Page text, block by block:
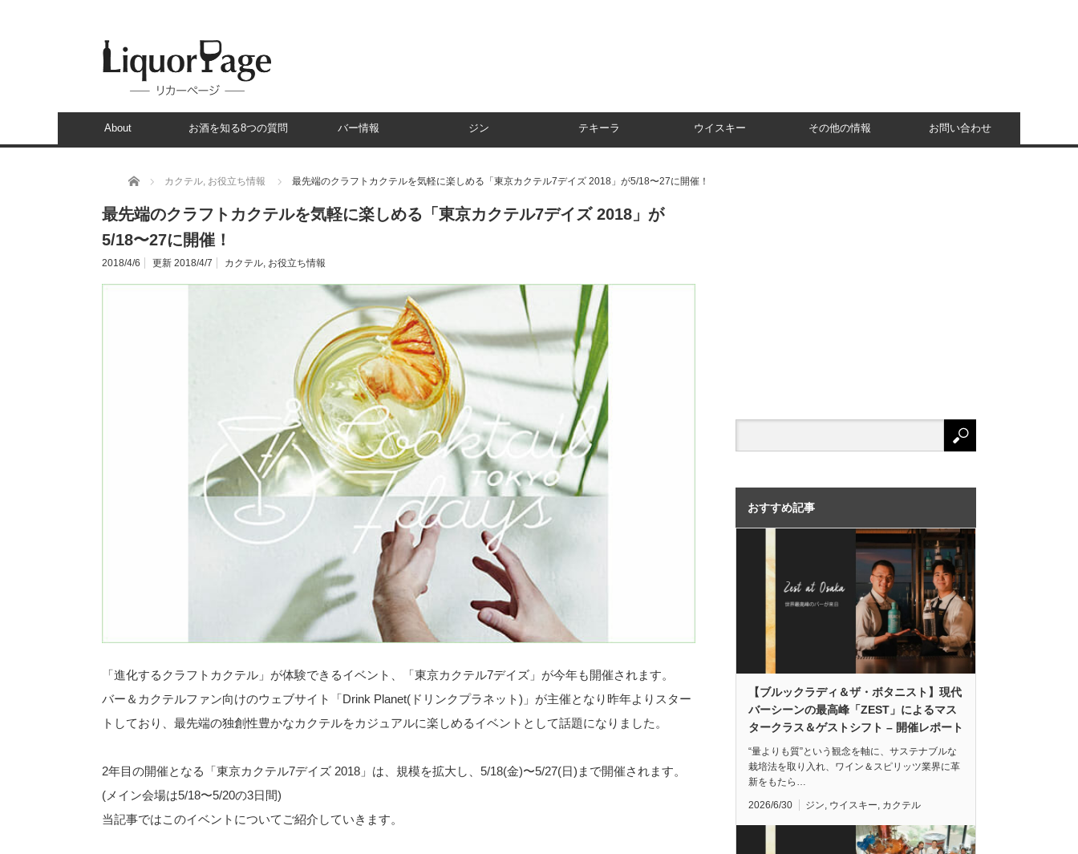
About お酒を知る8つの質問 バー情報 ジン テキーラ ウイスキー その他の情報 お問い合わせ
ホーム カクテル, お役立ち情報 最先端のクラフトカクテルを気軽に楽しめる「東京カクテル7デイズ 2018」が5/18〜27に開催！
最先端のクラフトカクテルを気軽に楽しめる「東京カクテル7デイズ 2018」が
5/18〜27に開催！
2018/4/6 更新 2018/4/7 カクテル, お役立ち情報
「進化するクラフトカクテル」が体験できるイベント、「東京カクテル7デイズ」が今年も開催されます。
バー＆カクテルファン向けのウェブサイト「Drink Planet(ドリンクプラネット)」が主催となり昨年よりスター
トしており、最先端の独創性豊かなカクテルをカジュアルに楽しめるイベントとして話題になりました。
2年目の開催となる「東京カクテル7デイズ 2018」は、規模を拡大し、5/18(金)〜5/27(日)まで開催されます。
(メイン会場は5/18〜5/20の3日間)
当記事ではこのイベントについてご紹介していきます。
おすすめ記事
【ブルックラディ＆ザ・ボタニスト】現代
バーシーンの最高峰「ZEST」によるマス
タークラス＆ゲストシフト – 開催レポート
“量よりも質”という観念を軸に、サステナブルな
栽培法を取り入れ、ワイン＆スピリッツ業界に革
新をもたら…
2026/6/30 ジン ウイスキー カクテル